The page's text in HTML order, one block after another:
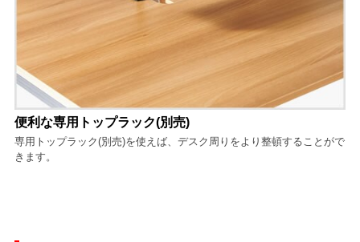
便利な専用トップラック(別売)
専用トップラック(別売)を使えば、デスク周りをより整頓することがで
きます。